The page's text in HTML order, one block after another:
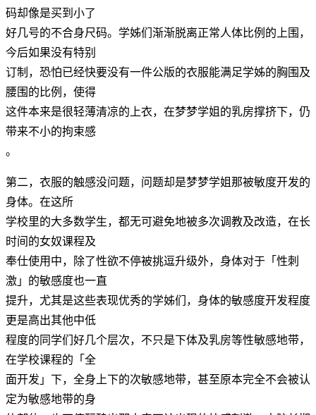
码却像是买到小了
好几号的不合身尺码。学姊们渐渐脱离正常人体比例的上围，
今后如果没有特别
订制，恐怕已经快要没有一件公版的衣服能满足学姊的胸围及
腰围的比例，使得
这件本来是很轻薄清凉的上衣，在梦梦学姐的乳房撑挤下，仍
带来不小的拘束感
。
第二，衣服的触感没问题，问题却是梦梦学姐那被敏度开发的
身体。在这所
学校里的大多数学生，都无可避免地被多次调教及改造，在长
时间的女奴课程及
奉仕使用中，除了性欲不停被挑逗升级外，身体对于「性刺
激」的敏感度也一直
提升，尤其是这些表现优秀的学姊们，身体的敏感度开发程度
更是高出其他中低
程度的同学们好几个层次，不只是下体及乳房等性敏感地带，
在学校课程的「全
面开发」下，全身上下的次敏感地带，甚至原本完全不会被认
定为敏感地带的身